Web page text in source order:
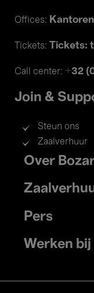
Offices:
Tickets: Tickets:
Call center: +32
Join &
Steun ons
Zaalverhuur
Footer
menu
Over
Pers
Werken bij